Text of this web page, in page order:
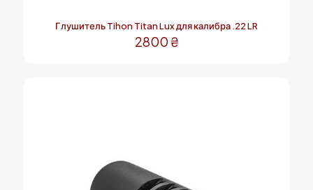
Глушитель Tihon Titan Lux для калибра .22 LR
2800 ₴
странице